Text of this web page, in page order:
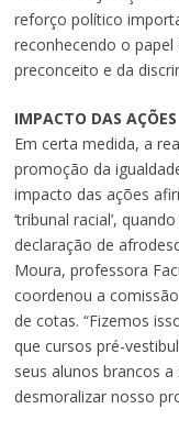
reforço político
reconhecendo o
preconceito e da
IMPACTO DAS AÇÕES
Em certa medida, a
promoção da
impacto das ações
‘tribunal racial’,
declaração de
Moura, professora
coordenou a
de cotas. “Fizemos
que cursos pré-
seus alunos brancos
desmoralizar nosso